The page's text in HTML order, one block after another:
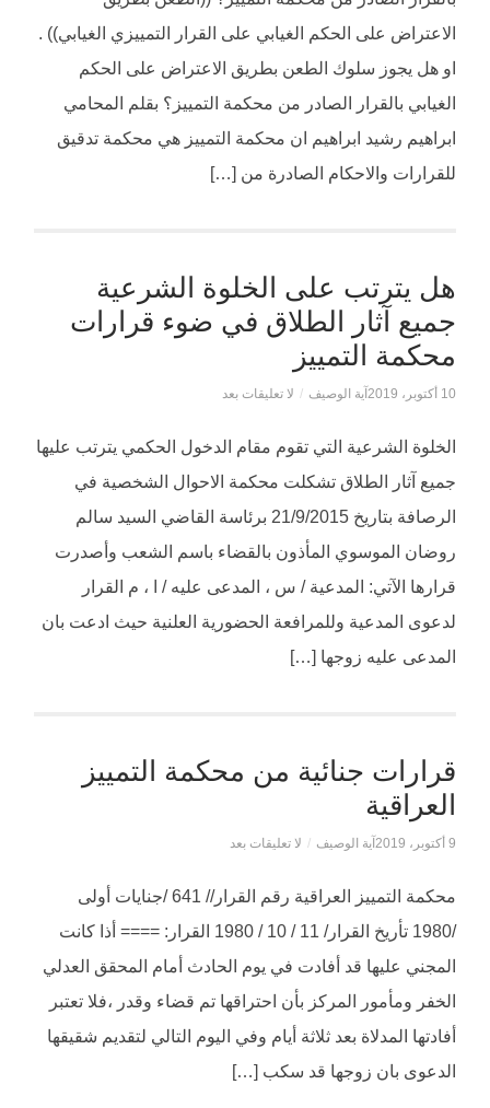
الاعتراض على الحكم الغيابي على القرار التمييزي الغيابي)) .
او هل يجوز سلوك الطعن بطريق الاعتراض على الحكم
الغيابي بالقرار الصادر من محكمة التمييز؟ بقلم المحامي
ابراهيم رشيد ابراهيم ان محكمة التمييز هي محكمة تدقيق
للقرارات والاحكام الصادرة من […]
هل يترتب على الخلوة الشرعية
جميع آثار الطلاق في ضوء قرارات
محكمة التمييز
10 أكتوبر، 2019 آية الوصيف / لا تعليقات بعد
الخلوة الشرعية التي تقوم مقام الدخول الحكمي يترتب عليها
جميع آثار الطلاق تشكلت محكمة الاحوال الشخصية في
الرصافة بتاريخ 21/9/2015 برئاسة القاضي السيد سالم
روضان الموسوي المأذون بالقضاء باسم الشعب وأصدرت
قرارها الآتي: المدعية / س ، المدعى عليه / ا ، م القرار
لدعوى المدعية وللمرافعة الحضورية العلنية حيث ادعت بان
المدعى عليه زوجها […]
قرارات جنائية من محكمة التمييز
العراقية
9 أكتوبر، 2019 آية الوصيف / لا تعليقات بعد
محكمة التمييز العراقية رقم القرار// 641 /جنايات أولى
/1980 تأريخ القرار/ 11 / 10 / 1980 القرار: ==== أذا كانت
المجني عليها قد أفادت في يوم الحادث أمام المحقق العدلي
الخفر ومأمور المركز بأن احتراقها تم قضاء وقدر ،فلا تعتبر
أفادتها المدلاة بعد ثلاثة أيام وفي اليوم التالي لتقديم شقيقها
الدعوى بان زوجها قد سكب […]